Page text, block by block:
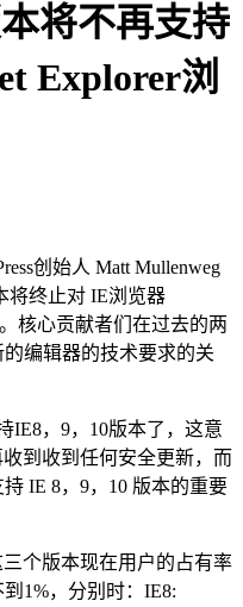
将不再支持
Explorer浏
创始人 Matt Mullenweg
将终止对 IE浏览器
。核心贡献者们在过去的两
编辑器的技术要求的关
IE8，9，10版本了，这意
到收到任何安全更新，而
持 IE 8，9，10 版本的重要
个版本现在用户的占有率
1%，分别时：IE8: